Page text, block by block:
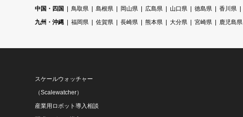
中国・四国
鳥取県 島根県 岡山県 広島県 山口県 徳島県 香川県
九州・沖縄
福岡県 佐賀県 長崎県 熊本県 大分県 宮崎県 鹿児島県
スケールウォッチャー
（Scalewatcher）
産業用ロボット導入相談